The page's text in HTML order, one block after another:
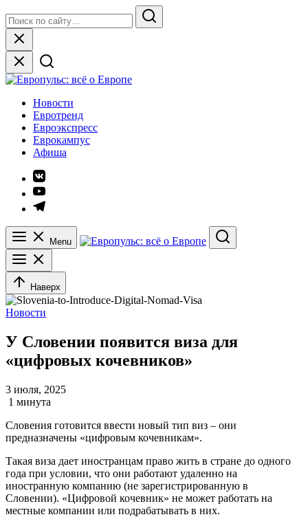
to
content
for:
Search
Close
Европульс: всё о Европе
Новости
Евротренд
Евроэкспресс
Еврокампус
Афиша
Элемент
меню
Элемент
меню
Элемент
Menu
Search
Наверх
Новости
У Словении появится виза для
«цифровых кочевников»
3 июля, 2025
1 минута
Словения готовится ввести новый тип виз – они
предназначены «цифровым кочевникам».
Такая виза дает иностранцам право жить в стране до одного
года при условии, что они работают удаленно на
иностранную компанию (не зарегистрированную в
Словении). «Цифровой кочевник» не может работать на
местные компании или подрабатывать в них.